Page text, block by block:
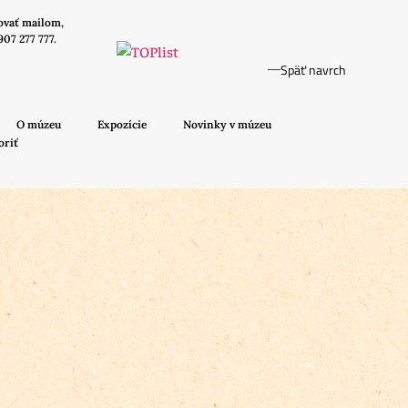
mailom,
277 777.
O múzeu Expozície
Novinky v múzeu
Späť navrch